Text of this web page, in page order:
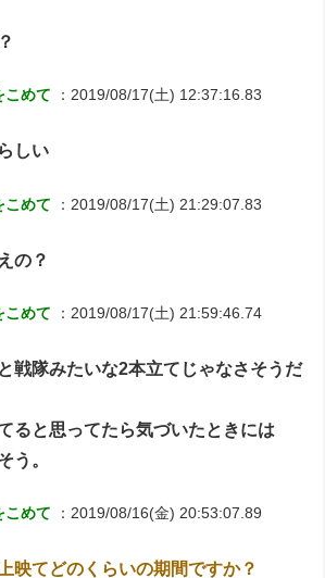
こめて
：2019/08/17(土) 12:37:16.83
しい
こめて
：2019/08/17(土) 21:29:07.83
の？
こめて
：2019/08/17(土) 21:59:46.74
戦隊みたいな2本立てじゃなさそうだ
ると思ってたら気づいたときには
う。
こめて
：2019/08/16(金) 20:53:07.89
映てどのくらいの期間ですか？